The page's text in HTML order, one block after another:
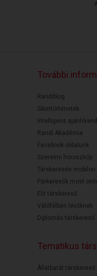
További
Randiblog
Sikertörténetek
Intelligens
Randi Akadémia
Facebook oldalunk
Szerelmi horoszkóp
Társkeresés mobilon
Párkeresők most
Elit társkereső
Válófélben lévőknek
Diplomás társkereső
Tematikus
Állatbarát társkereső